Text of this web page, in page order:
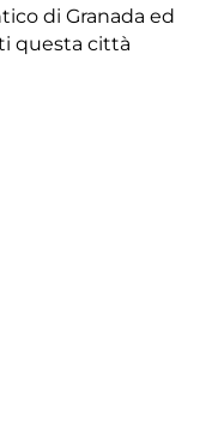
di Granada ed
questa città